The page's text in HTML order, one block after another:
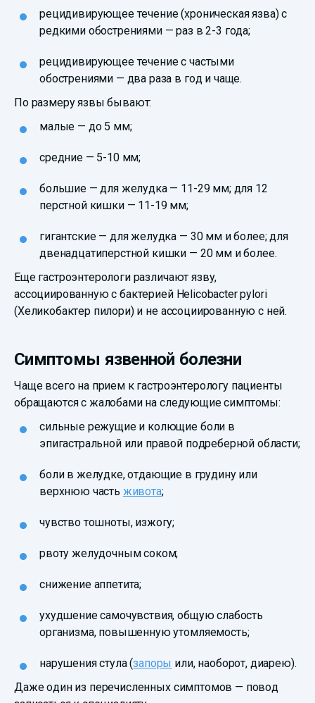
рецидивирующее течение (хроническая язва) с
редкими обострениями — раз в 2-3 года;
рецидивирующее течение с частыми
обострениями — два раза в год и чаще.
По размеру язвы бывают:
малые — до 5 мм;
средние — 5-10 мм;
большие — для желудка — 11-29 мм; для 12
перстной кишки — 11-19 мм;
гигантские — для желудка — 30 мм и более; для
двенадцатиперстной кишки — 20 мм и более.
Еще гастроэнтерологи различают язву,
ассоциированную с бактерией Helicobacter pylori
(Хеликобактер пилори) и не ассоциированную с ней.
Симптомы язвенной болезни
Чаще всего на прием к гастроэнтерологу пациенты
обращаются с жалобами на следующие симптомы:
сильные режущие и колющие боли в
эпигастральной или правой подреберной области;
боли в желудке, отдающие в грудину или
верхнюю часть живота;
чувство тошноты, изжогу;
рвоту желудочным соком;
снижение аппетита;
ухудшение самочувствия, общую слабость
организма, повышенную утомляемость;
нарушения стула (запоры или, наоборот, диарею).
Даже один из перечисленных симптомов — повод